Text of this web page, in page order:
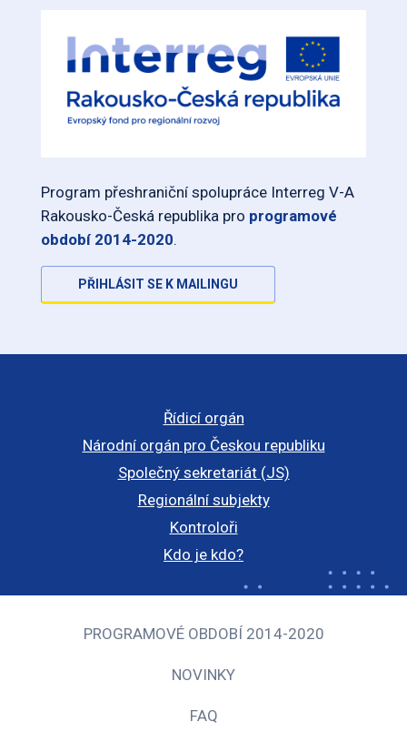
Program přeshraniční spolupráce Interreg V-A
Rakousko-Česká republika pro programové
období 2014-2020.
PŘIHLÁSIT SE K MAILINGU
Řídicí orgán
Národní orgán pro Českou republiku
Společný sekretariát (JS)
Regionální subjekty
Kontroloři
Kdo je kdo?
PROGRAMOVÉ OBDOBÍ 2014-2020
NOVINKY
FAQ